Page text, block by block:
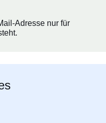
Adresse nur für